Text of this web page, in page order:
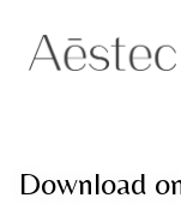
Download